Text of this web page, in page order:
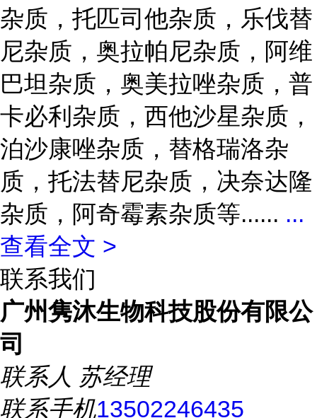
杂质，托匹司他杂质，乐伐替
尼杂质，奥拉帕尼杂质，阿维
巴坦杂质，奥美拉唑杂质，普
卡必利杂质，西他沙星杂质，
泊沙康唑杂质，替格瑞洛杂
质，托法替尼杂质，决奈达隆
杂质，阿奇霉素杂质等...... ...
查看全文 >
联系我们
广州隽沐生物科技股份有限公
司
联系人 苏经理
联系手机13502246435